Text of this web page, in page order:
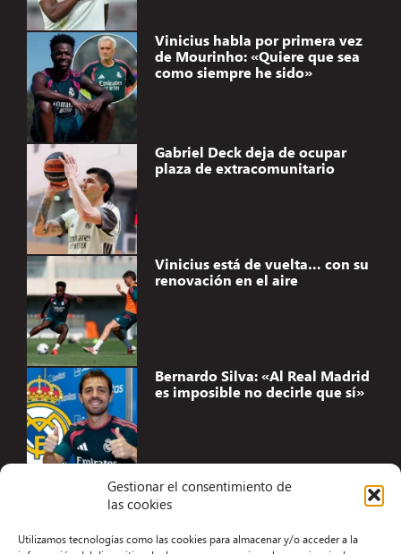
Gestionar el consentimiento de
las cookies
Utilizamos tecnologías como las cookies para almacenar y/o acceder a la
Vinicius habla por primera vez
de Mourinho: «Quiere que sea
como siempre he sido»
Gabriel Deck deja de ocupar
plaza de extracomunitario
Vinicius está de vuelta… con su
renovación en el aire
Bernardo Silva: «Al Real Madrid
es imposible no decirle que sí»
Aviso Legal